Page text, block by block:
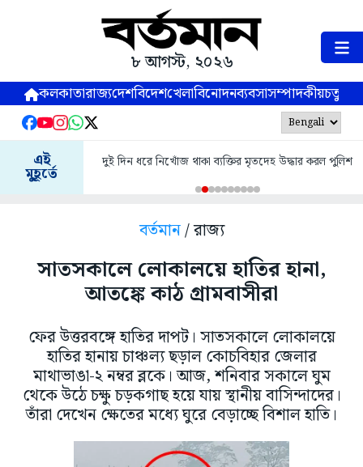
৮ আগস্ট, ২০২৬
কলকাতারাজ্যদেশবিদেশখেলাবিনোদনব্যবসাসম্পাদকীয়
এই
মুহূর্তে
দুই দিন ধরে নিখোঁজ থাকা ব্যক্তির মৃতদেহ উদ্ধার করল পুলিশ
বর্তমান/ রাজ্য
সাতসকালে লোকালয়ে হাতির হানা,
আতঙ্কে কাঠ গ্রামবাসীরা
ফের উত্তরবঙ্গে হাতির দাপট। সাতসকালে লোকালয়ে
হাতির হানায় চাঞ্চল্য ছড়াল কোচবিহার জেলার
মাথাভাঙা-২ নম্বর ব্লকে। আজ, শনিবার সকালে ঘুম
থেকে উঠে চক্ষু চড়কগাছ হয়ে যায় স্থানীয় বাসিন্দাদের।
তাঁরা দেখেন ক্ষেতের মধ্যে ঘুরে বেড়াচ্ছে বিশাল হাতি।